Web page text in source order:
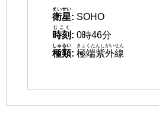
衛星
えいせい
: SOHO
時刻
じこく
: 0時46分
種類
しゅるい
: 極端紫外線
きょくたんしがいせん